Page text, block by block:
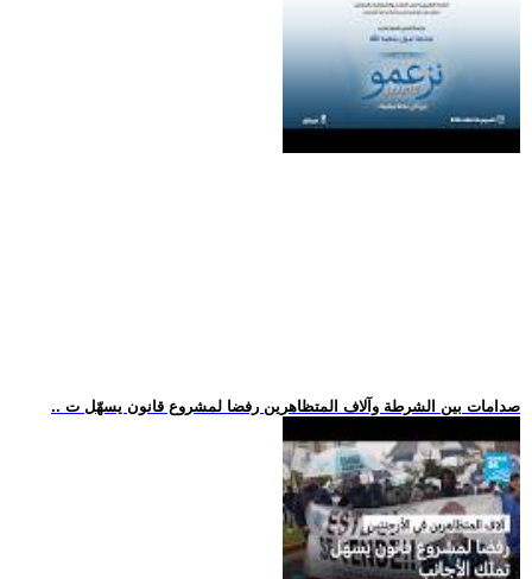
.. صدامات بين الشرطة وآلاف المتظاهرين رفضا لمشروع قانون يسهّل ت